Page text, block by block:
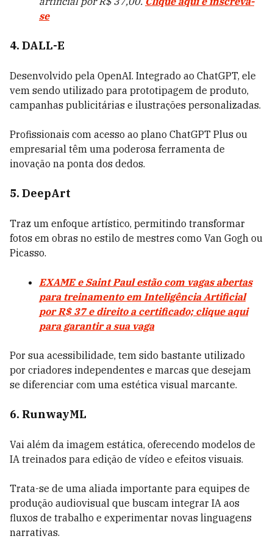
se
4. DALL-E
Desenvolvido pela OpenAI. Integrado ao ChatGPT, ele
vem sendo utilizado para prototipagem de produto,
campanhas publicitárias e ilustrações personalizadas.
Profissionais com acesso ao plano ChatGPT Plus ou
empresarial têm uma poderosa ferramenta de
inovação na ponta dos dedos.
5. DeepArt
Traz um enfoque artístico, permitindo transformar
fotos em obras no estilo de mestres como Van Gogh ou
Picasso.
EXAME e Saint Paul estão com vagas abertas
para treinamento em Inteligência Artificial
por R$ 37 e direito a certificado; clique aqui
para garantir a sua vaga
Por sua acessibilidade, tem sido bastante utilizado
por criadores independentes e marcas que desejam
se diferenciar com uma estética visual marcante.
6. RunwayML
Vai além da imagem estática, oferecendo modelos de
IA treinados para edição de vídeo e efeitos visuais.
Trata-se de uma aliada importante para equipes de
produção audiovisual que buscam integrar IA aos
fluxos de trabalho e experimentar novas linguagens
narrativas.